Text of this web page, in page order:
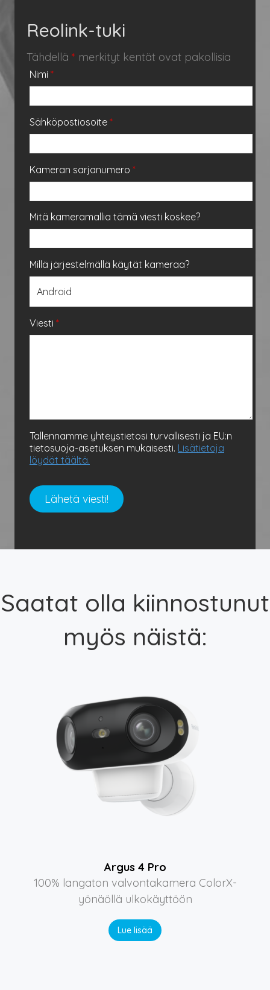
Reolink-tuki
Tähdellä * merkityt kentät ovat pakollisia
Nimi *
Sähköpostiosoite *
Kameran sarjanumero *
Mitä kameramallia tämä viesti koskee?
Millä järjestelmällä käytät kameraa?
Viesti *
Tallennamme yhteystietosi turvallisesti ja EU:n
tietosuoja-asetuksen mukaisesti. Lisätietoja
löydät täältä.
Saatat olla kiinnostunut
myös näistä:
Argus 4 Pro
100% langaton valvontakamera ColorX-
yönäöllä ulkokäyttöön
Lue lisää